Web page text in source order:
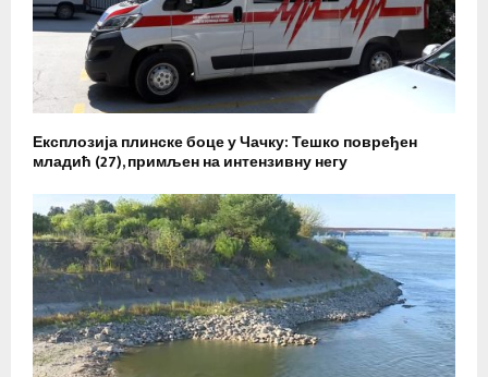
Експлозија плинске боце у Чачку: Тешко повређен
младић (27), примљен на интензивну негу